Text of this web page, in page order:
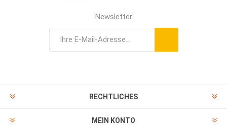
Newsletter
RECHTLICHES
MEIN KONTO